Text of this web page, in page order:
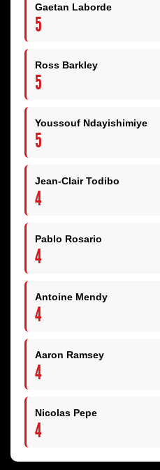
Gaetan Laborde
5
Ross Barkley
5
Youssouf Ndayishimiye
5
Jean-Clair Todibo
4
Pablo Rosario
4
Antoine Mendy
4
Aaron Ramsey
4
Nicolas Pepe
4